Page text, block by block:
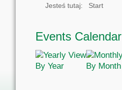
Jesteś tutaj: Start
Events Calendar
By Year By Month